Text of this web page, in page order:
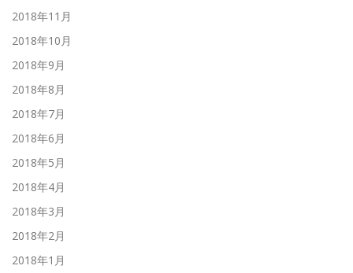
2018年11月
2018年10月
2018年9月
2018年8月
2018年7月
2018年6月
2018年5月
2018年4月
2018年3月
2018年2月
2018年1月